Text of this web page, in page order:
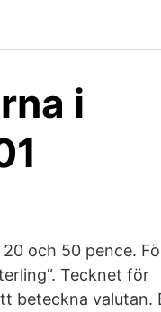
i
20 och 50 pence.
Tecknet för
beteckna valutan.